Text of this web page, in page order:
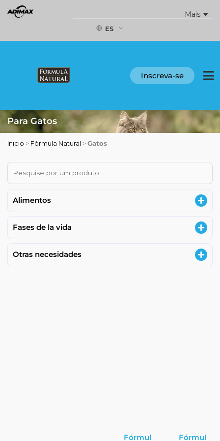
Mais
ES
Inscreva-se
Para Gatos
Inicio > Fórmula Natural > Gatos
Alimentos
Fases de la vida
Otras necesidades
Fórmul Fórmul